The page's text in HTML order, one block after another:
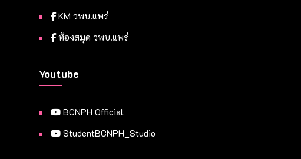
KM วพบ.แพร่
ห้องสมุด วพบ.แพร่
Youtube
BCNPH Official
StudentBCNPH_Studio